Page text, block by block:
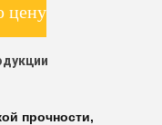
цену
прочности,